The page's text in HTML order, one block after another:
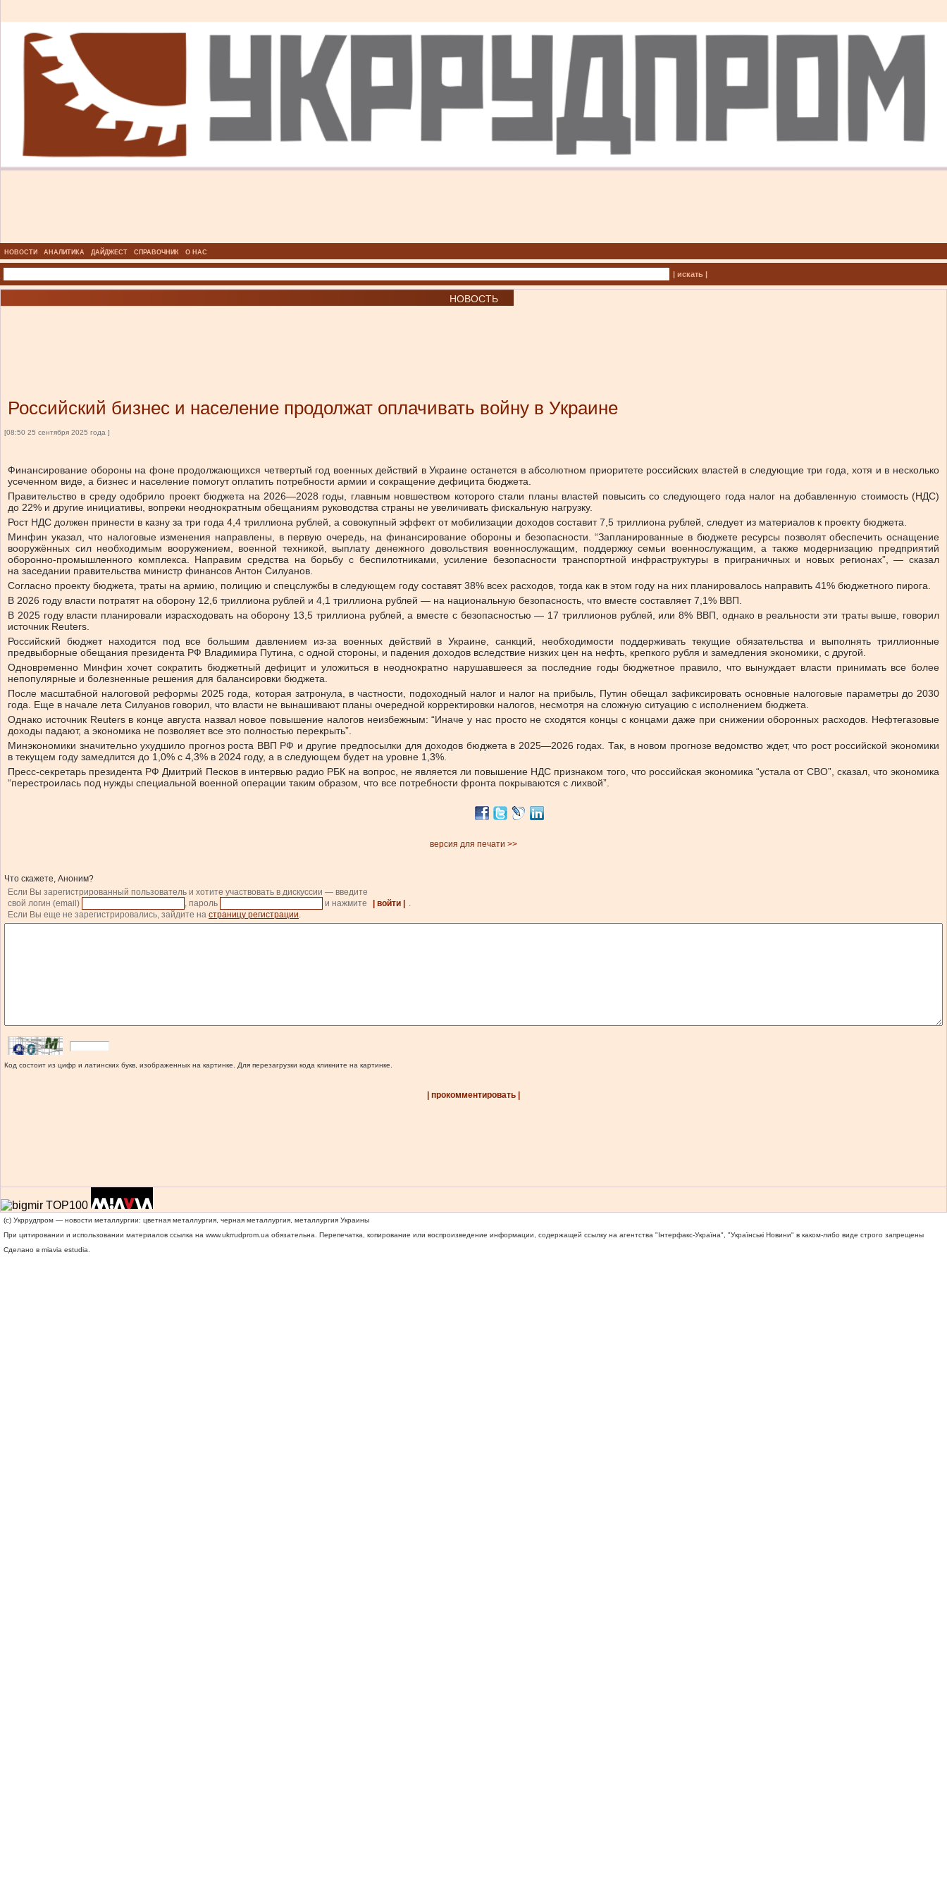
НОВОСТИ АНАЛИТИКА ДАЙДЖЕСТ СПРАВОЧНИК О НАС
| искать |
НОВОСТЬ
Российский бизнес и население продолжат оплачивать войну в Украине
[08:50 25 сентября 2025 года ]
Финансирование обороны на фоне продолжающихся четвертый год военных действий в Украине останется в абсолютном приоритете российских властей в следующие три года, хотя и в несколько
усеченном виде, а бизнес и население помогут оплатить потребности армии и сокращение дефицита бюджета.
Правительство в среду одобрило проект бюджета на 2026—2028 годы, главным новшеством которого стали планы властей повысить со следующего года налог на добавленную стоимость (НДС)
до 22% и другие инициативы, вопреки неоднократным обещаниям руководства страны не увеличивать фискальную нагрузку.
Рост НДС должен принести в казну за три года 4,4 триллиона рублей, а совокупный эффект от мобилизации доходов составит 7,5 триллиона рублей, следует из материалов к проекту бюджета.
Минфин указал, что налоговые изменения направлены, в первую очередь, на финансирование обороны и безопасности. “Запланированные в бюджете ресурсы позволят обеспечить оснащение
вооружённых сил необходимым вооружением, военной техникой, выплату денежного довольствия военнослужащим, поддержку семьи военнослужащим, а также модернизацию предприятий
оборонно-промышленного комплекса. Направим средства на борьбу с беспилотниками, усиление безопасности транспортной инфраструктуры в приграничных и новых регионах”, — сказал
на заседании правительства министр финансов Антон Силуанов.
Согласно проекту бюджета, траты на армию, полицию и спецслужбы в следующем году составят 38% всех расходов, тогда как в этом году на них планировалось направить 41% бюджетного пирога.
В 2026 году власти потратят на оборону 12,6 триллиона рублей и 4,1 триллиона рублей — на национальную безопасность, что вместе составляет 7,1% ВВП.
В 2025 году власти планировали израсходовать на оборону 13,5 триллиона рублей, а вместе с безопасностью — 17 триллионов рублей, или 8% ВВП, однако в реальности эти траты выше, говорил
источник Reuters.
Российский бюджет находится под все большим давлением из-за военных действий в Украине, санкций, необходимости поддерживать текущие обязательства и выполнять триллионные
предвыборные обещания президента РФ Владимира Путина, с одной стороны, и падения доходов вследствие низких цен на нефть, крепкого рубля и замедления экономики, с другой.
Одновременно Минфин хочет сократить бюджетный дефицит и уложиться в неоднократно нарушавшееся за последние годы бюджетное правило, что вынуждает власти принимать все более
непопулярные и болезненные решения для балансировки бюджета.
После масштабной налоговой реформы 2025 года, которая затронула, в частности, подоходный налог и налог на прибыль, Путин обещал зафиксировать основные налоговые параметры до 2030
года. Еще в начале лета Силуанов говорил, что власти не вынашивают планы очередной корректировки налогов, несмотря на сложную ситуацию с исполнением бюджета.
Однако источник Reuters в конце августа назвал новое повышение налогов неизбежным: “Иначе у нас просто не сходятся концы с концами даже при снижении оборонных расходов. Нефтегазовые
доходы падают, а экономика не позволяет все это полностью перекрыть”.
Минэкономики значительно ухудшило прогноз роста ВВП РФ и другие предпосылки для доходов бюджета в 2025—2026 годах. Так, в новом прогнозе ведомство ждет, что рост российской экономики
в текущем году замедлится до 1,0% с 4,3% в 2024 году, а в следующем будет на уровне 1,3%.
Пресс-секретарь президента РФ Дмитрий Песков в интервью радио РБК на вопрос, не является ли повышение НДС признаком того, что российская экономика “устала от СВО”, сказал, что экономика
“перестроилась под нужды специальной военной операции таким образом, что все потребности фронта покрываются с лихвой”.
версия для печати >>
Что скажете, Аноним?
Если Вы зарегистрированный пользователь и хотите участвовать в дискуссии — введите
свой логин (email)
, пароль и нажмите | войти |
.
Если Вы еще не зарегистрировались, зайдите на страницу регистрации.
Код состоит из цифр и латинских букв, изображенных на картинке. Для перезагрузки кода кликните на картинке.
| прокомментировать |
(c) Укррудпром — новости металлургии: цветная металлургия, черная металлургия, металлургия Украины
При цитировании и использовании материалов ссылка на www.ukrrudprom.ua обязательна. Перепечатка, копирование или воспроизведение информации, содержащей ссылку на агентства "Iнтерфакс-Україна", "Українськi Новини" в каком-либо виде строго запрещены
Сделано в miavia estudia.